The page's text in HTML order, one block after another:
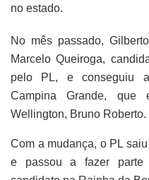
no estado.
No mês passado,
Marcelo Queiroga,
pelo PL, e conseguiu
Campina Grande,
Wellington, Bruno Roberto.
Com a mudança, o PL
e passou a fazer parte